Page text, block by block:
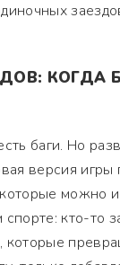
КОГДА
баги. Но
версия игры
можно
кто-то
которые